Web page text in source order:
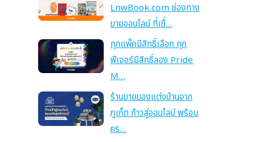
LnwBook.com ช่องทาง
ขายออนไลน์ ที่เชื่…
ทุกแพ็คมีสิทธิ์เลือก ทุก
ฟีเจอร์มีสิทธิ์ลอง Pride
M…
ร้านขายของแต่งบ้านจาก
ภูเก็ต ก้าวสู่ออนไลน์ พร้อม
คร…